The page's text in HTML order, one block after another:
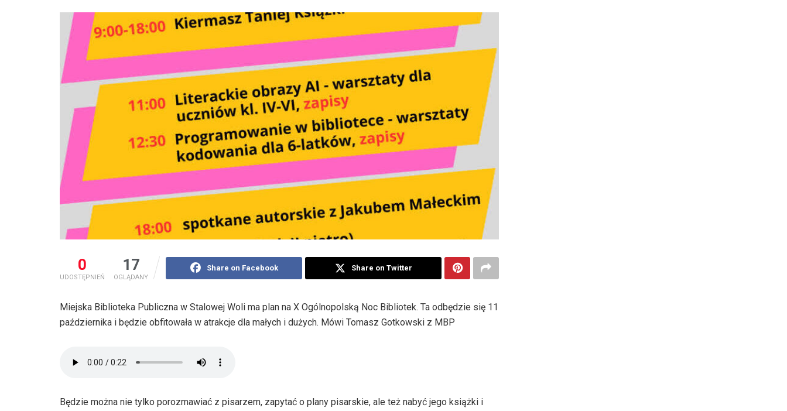
0
UDOSTĘPNIEŃ
17
OGLĄDANY
Share on Facebook Share on Twitter
Miejska Biblioteka Publiczna w Stalowej Woli ma plan na X Ogólnopolską Noc Bibliotek. Ta odbędzie się 11
października i będzie obfitowała w atrakcje dla małych i dużych. Mówi Tomasz Gotkowski z MBP
Będzie można nie tylko porozmawiać z pisarzem, zapytać o plany pisarskie, ale też nabyć jego książki i